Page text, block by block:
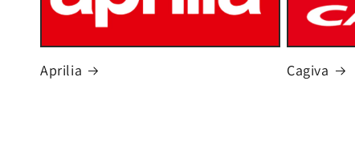
Aprilia Cagiva